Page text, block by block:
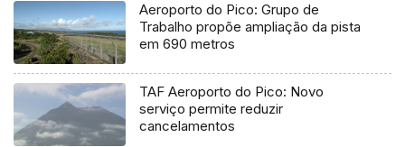
Aeroporto do Pico: Grupo de
Trabalho propõe ampliação da pista
em 690 metros
TAF Aeroporto do Pico: Novo
serviço permite reduzir
cancelamentos